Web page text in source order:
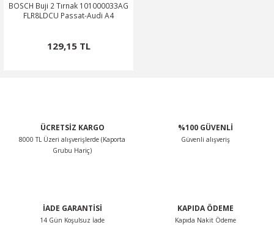
BOSCH Buji 2 Tırnak 101000033AG
FLR8LDCU Passat-Audi A4
129,15 TL
ÜCRETSİZ KARGO
8000 TL Üzeri alışverişlerde (Kaporta
Grubu Hariç)
%100 GÜVENLİ
Güvenli alışveriş
İADE GARANTİSİ
14 Gün Koşulsuz İade
KAPIDA ÖDEME
Kapıda Nakit Ödeme